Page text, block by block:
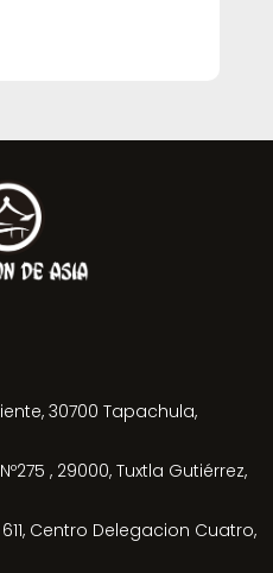
30700 Tapachula,
, 29000, Tuxtla Gutiérrez,
Centro Delegacion Cuatro,